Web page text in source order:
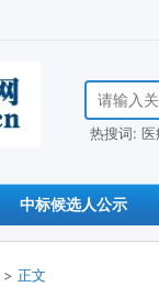
搜索招标信
热搜词:
中标候选人公示
> 正文